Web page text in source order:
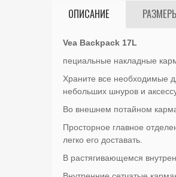
ОПИСАНИЕ
Vea Backpack 17L
пециальные накладные
Храните все необходимые
небольших шнуров и
Во внешнем потайном
Просторное главное
легко его доставать.
В растягивающемся